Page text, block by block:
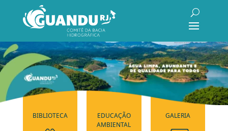
BIBLIOTECA
EDUCAÇÃO
AMBIENTAL
GALERIA